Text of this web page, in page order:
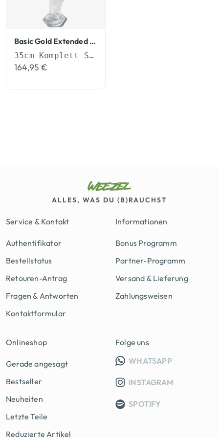
Basic Gold Extended Glasbong
35cm Komplett-Set (NS 19) mit Aktivkohle-Adapter & Eiskerben.
164,95€
ALLES, WAS DU (B)RAUCHST
Service & Kontakt
Authentifikator
Bestellstatus
Retouren-Antrag
Fragen & Antworten
Kontaktformular
Informationen
Bonus Programm
Partner-Programm
Versand & Lieferung
Zahlungsweisen
Onlineshop
Gerade angesagt
Bestseller
Neuheiten
Letzte Teile
Reduzierte Artikel
Folge uns
WHATSAPPINFO
INSTAGRAM
SPOTIFY